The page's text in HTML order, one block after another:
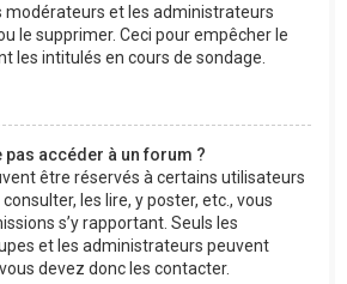
modérateurs et les administrateurs
le supprimer. Ceci pour empêcher le
les intitulés en cours de sondage.
accéder à un forum ?
être réservés à certains utilisateurs
les lire, y poster, etc., vous
s’y rapportant. Seuls les
et les administrateurs peuvent
devez donc les contacter.